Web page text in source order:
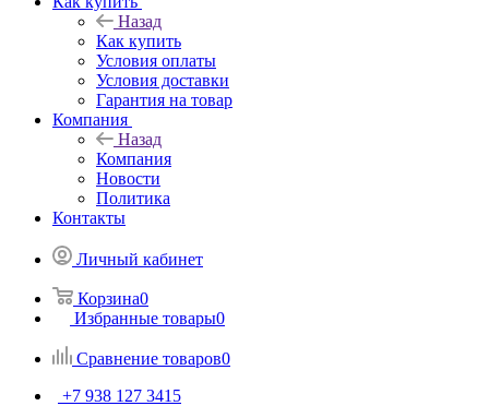
Назад
Как купить
Условия оплаты
Условия доставки
Гарантия на товар
Компания
Назад
Компания
Новости
Политика
Контакты
Личный кабинет
Корзина0
Избранные товары0
Сравнение товаров0
+7 938 127 3415